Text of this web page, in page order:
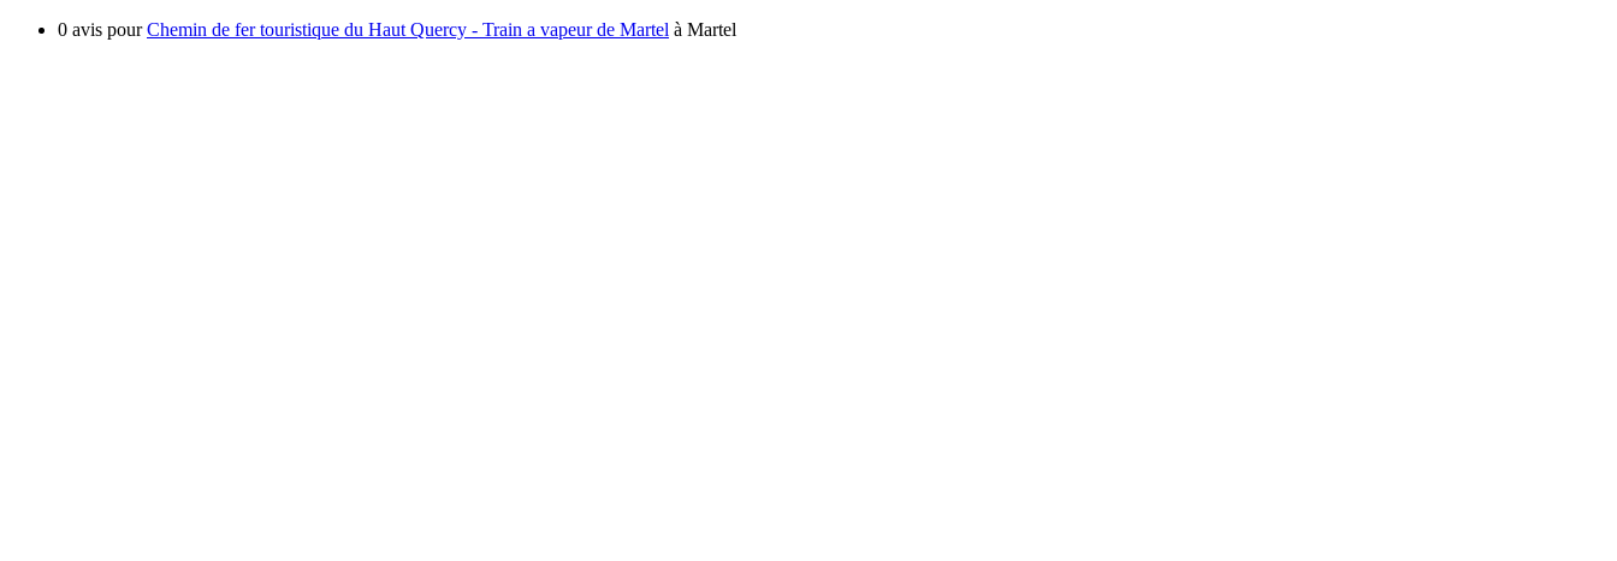
0 avis pourChemin de fer touristique du Haut Quercy - Train a vapeur de Martel à Martel